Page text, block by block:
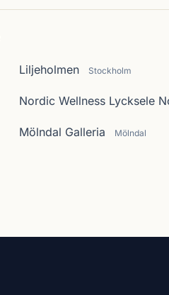
Liljeholmen Stockholm
Nordic Wellness Lycksele
Mölndal Galleria Mölndal